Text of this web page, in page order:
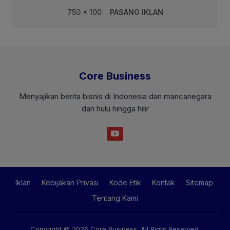
750 x 100 PASANG IKLAN
Core Business
Menyajikan berita bisnis di Indonesia dan mancanegara
dari hulu hingga hilir
Iklan Kebijakan Privasi Kode Etik Kontak
Sitemap
Tentang Kami